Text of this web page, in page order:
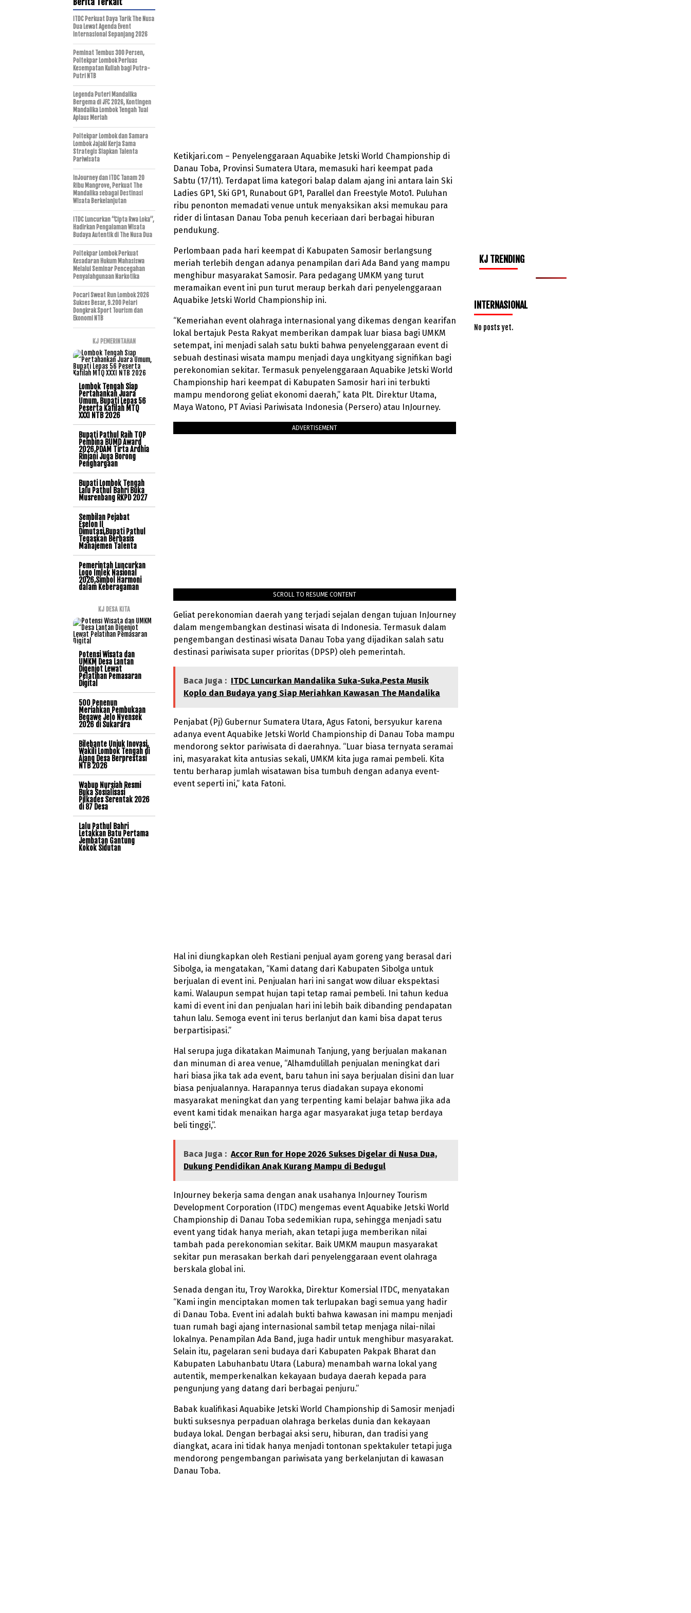
Ketikjari.com – Penyelenggaraan Aquabike Jetski World Championship di
Danau Toba, Provinsi Sumatera Utara, memasuki hari keempat pada
Sabtu (17/11). Terdapat lima kategori balap dalam ajang ini antara lain Ski
Ladies GP1, Ski GP1, Runabout GP1, Parallel dan Freestyle Moto1. Puluhan
ribu penonton memadati venue untuk menyaksikan aksi memukau para
rider di lintasan Danau Toba penuh keceriaan dari berbagai hiburan
pendukung.
Perlombaan pada hari keempat di Kabupaten Samosir berlangsung
meriah terlebih dengan adanya penampilan dari Ada Band yang mampu
menghibur masyarakat Samosir. Para pedagang UMKM yang turut
meramaikan event ini pun turut meraup berkah dari penyelenggaraan
Aquabike Jetski World Championship ini.
“Kemeriahan event olahraga internasional yang dikemas dengan kearifan
lokal bertajuk Pesta Rakyat memberikan dampak luar biasa bagi UMKM
setempat, ini menjadi salah satu bukti bahwa penyelenggaraan event di
sebuah destinasi wisata mampu menjadi daya ungkityang signifikan bagi
perekonomian sekitar. Termasuk penyelenggaraan Aquabike Jetski World
Championship hari keempat di Kabupaten Samosir hari ini terbukti
mampu mendorong geliat ekonomi daerah,” kata Plt. Direktur Utama,
Maya Watono, PT Aviasi Pariwisata Indonesia (Persero) atau InJourney.
ADVERTISEMENT
SCROLL TO RESUME CONTENT
Geliat perekonomian daerah yang terjadi sejalan dengan tujuan InJourney
dalam mengembangkan destinasi wisata di Indonesia. Termasuk dalam
pengembangan destinasi wisata Danau Toba yang dijadikan salah satu
destinasi pariwisata super prioritas (DPSP) oleh pemerintah.
Baca Juga : ITDC Luncurkan Mandalika Suka-Suka,Pesta Musik
Koplo dan Budaya yang Siap Meriahkan Kawasan The Mandalika
Penjabat (Pj) Gubernur Sumatera Utara, Agus Fatoni, bersyukur karena
adanya event Aquabike Jetski World Championship di Danau Toba mampu
mendorong sektor pariwisata di daerahnya. “Luar biasa ternyata seramai
ini, masyarakat kita antusias sekali, UMKM kita juga ramai pembeli. Kita
tentu berharap jumlah wisatawan bisa tumbuh dengan adanya event-
event seperti ini,” kata Fatoni.
Hal ini diungkapkan oleh Restiani penjual ayam goreng yang berasal dari
Sibolga, ia mengatakan, “Kami datang dari Kabupaten Sibolga untuk
berjualan di event ini. Penjualan hari ini sangat wow diluar ekspektasi
kami. Walaupun sempat hujan tapi tetap ramai pembeli. Ini tahun kedua
kami di event ini dan penjualan hari ini lebih baik dibanding pendapatan
tahun lalu. Semoga event ini terus berlanjut dan kami bisa dapat terus
berpartisipasi.”
Hal serupa juga dikatakan Maimunah Tanjung, yang berjualan makanan
dan minuman di area venue, “Alhamdulillah penjualan meningkat dari
hari biasa jika tak ada event, baru tahun ini saya berjualan disini dan luar
biasa penjualannya. Harapannya terus diadakan supaya ekonomi
masyarakat meningkat dan yang terpenting kami belajar bahwa jika ada
event kami tidak menaikan harga agar masyarakat juga tetap berdaya
beli tinggi,”.
Baca Juga : Accor Run for Hope 2026 Sukses Digelar di Nusa Dua,
Dukung Pendidikan Anak Kurang Mampu di Bedugul
InJourney bekerja sama dengan anak usahanya InJourney Tourism
Development Corporation (ITDC) mengemas event Aquabike Jetski World
Championship di Danau Toba sedemikian rupa, sehingga menjadi satu
event yang tidak hanya meriah, akan tetapi juga memberikan nilai
tambah pada perekonomian sekitar. Baik UMKM maupun masyarakat
sekitar pun merasakan berkah dari penyelenggaraan event olahraga
berskala global ini.
Senada dengan itu, Troy Warokka, Direktur Komersial ITDC, menyatakan
“Kami ingin menciptakan momen tak terlupakan bagi semua yang hadir
di Danau Toba. Event ini adalah bukti bahwa kawasan ini mampu menjadi
tuan rumah bagi ajang internasional sambil tetap menjaga nilai-nilai
lokalnya. Penampilan Ada Band, juga hadir untuk menghibur masyarakat.
Selain itu, pagelaran seni budaya dari Kabupaten Pakpak Bharat dan
Kabupaten Labuhanbatu Utara (Labura) menambah warna lokal yang
autentik, memperkenalkan kekayaan budaya daerah kepada para
pengunjung yang datang dari berbagai penjuru.”
Babak kualifikasi Aquabike Jetski World Championship di Samosir menjadi
bukti suksesnya perpaduan olahraga berkelas dunia dan kekayaan
budaya lokal. Dengan berbagai aksi seru, hiburan, dan tradisi yang
diangkat, acara ini tidak hanya menjadi tontonan spektakuler tetapi juga
mendorong pengembangan pariwisata yang berkelanjutan di kawasan
Danau Toba.
ITDC Perkuat Daya Tarik The Nusa
Dua Lewat Agenda Event
Internasional Sepanjang 2026
Peminat Tembus 300 Persen,
Poltekpar Lombok Perluas
Kesempatan Kuliah bagi Putra-
Putri NTB
Legenda Puteri Mandalika
Bergema di JFC 2026, Kontingen
Mandalika Lombok Tengah Tuai
Aplaus Meriah
Poltekpar Lombok dan Samara
Lombok Jajaki Kerja Sama
Strategis Siapkan Talenta
Pariwisata
InJourney dan ITDC Tanam 20
Ribu Mangrove, Perkuat The
Mandalika sebagai Destinasi
Wisata Berkelanjutan
ITDC Luncurkan “Cipta Rwa Loka”,
Hadirkan Pengalaman Wisata
Budaya Autentik di The Nusa Dua
Poltekpar Lombok Perkuat
Kesadaran Hukum Mahasiswa
Melalui Seminar Pencegahan
Penyalahgunaan Narkotika
Pocari Sweat Run Lombok 2026
Sukses Besar, 9.200 Pelari
Dongkrak Sport Tourism dan
Ekonomi NTB
KJ PEMERINTAHAN
Lombok Tengah Siap
Pertahankan Juara
Umum, Bupati Lepas 56
Peserta Kafilah MTQ
XXXI NTB 2026
Bupati Pathul Raih TOP
Pembina BUMD Award
2026,PDAM Tirta Ardhia
Rinjani Juga Borong
Penghargaan
Bupati Lombok Tengah
Lalu Pathul Bahri Buka
Musrenbang RKPD 2027
Sembilan Pejabat
Eselon II
Dimutasi,Bupati Pathul
Tegaskan Berbasis
Manajemen Talenta
Pemerintah Luncurkan
Logo Imlek Nasional
2026,Simbol Harmoni
dalam Keberagaman
KJ DESA KITA
Potensi Wisata dan
UMKM Desa Lantan
Digenjot Lewat
Pelatihan Pemasaran
Digital
500 Penenun
Meriahkan Pembukaan
Begawe Jelo Nyensek
2026 di Sukarara
Bilebante Unjuk Inovasi,
Wakili Lombok Tengah di
Ajang Desa Berprestasi
NTB 2026
Wabup Nursiah Resmi
Buka Sosialisasi
Pilkades Serentak 2026
di 87 Desa
Lalu Pathul Bahri
Letakkan Batu Pertama
Jembatan Gantung
Kokok Sidutan
KJ TRENDING
INTERNASIONAL
No posts yet.